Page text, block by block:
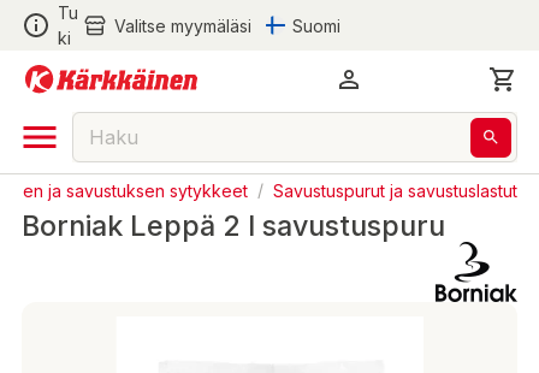
Tu
ki
Valitse myymäläsi Suomi
ja savustuksen sytykkeet / Savustuspurut ja savustuslastut
Borniak Leppä 2 l savustuspuru